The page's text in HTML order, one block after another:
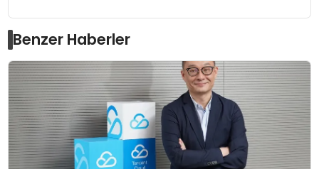
Benzer Haberler